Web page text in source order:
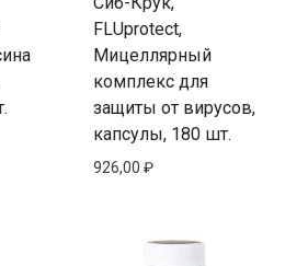
FLUprotect,
Мицеллярный
комплекс для
защиты от вирусов,
капсулы, 180 шт.
926,00 ₽